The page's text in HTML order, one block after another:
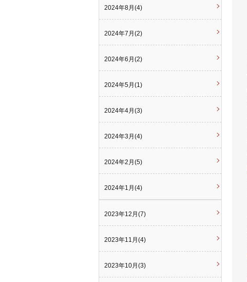
2024年8月(4)
2024年7月(2)
2024年6月(2)
2024年5月(1)
2024年4月(3)
2024年3月(4)
2024年2月(5)
2024年1月(4)
2023年12月(7)
2023年11月(4)
2023年10月(3)